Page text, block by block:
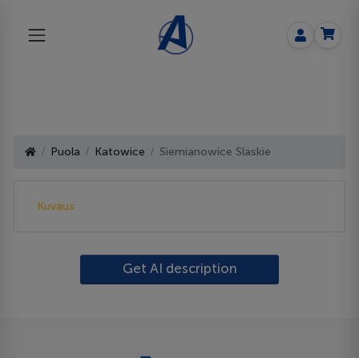
Puola Katowice Siemianowice Slaskie
Kuvaus
Get AI description